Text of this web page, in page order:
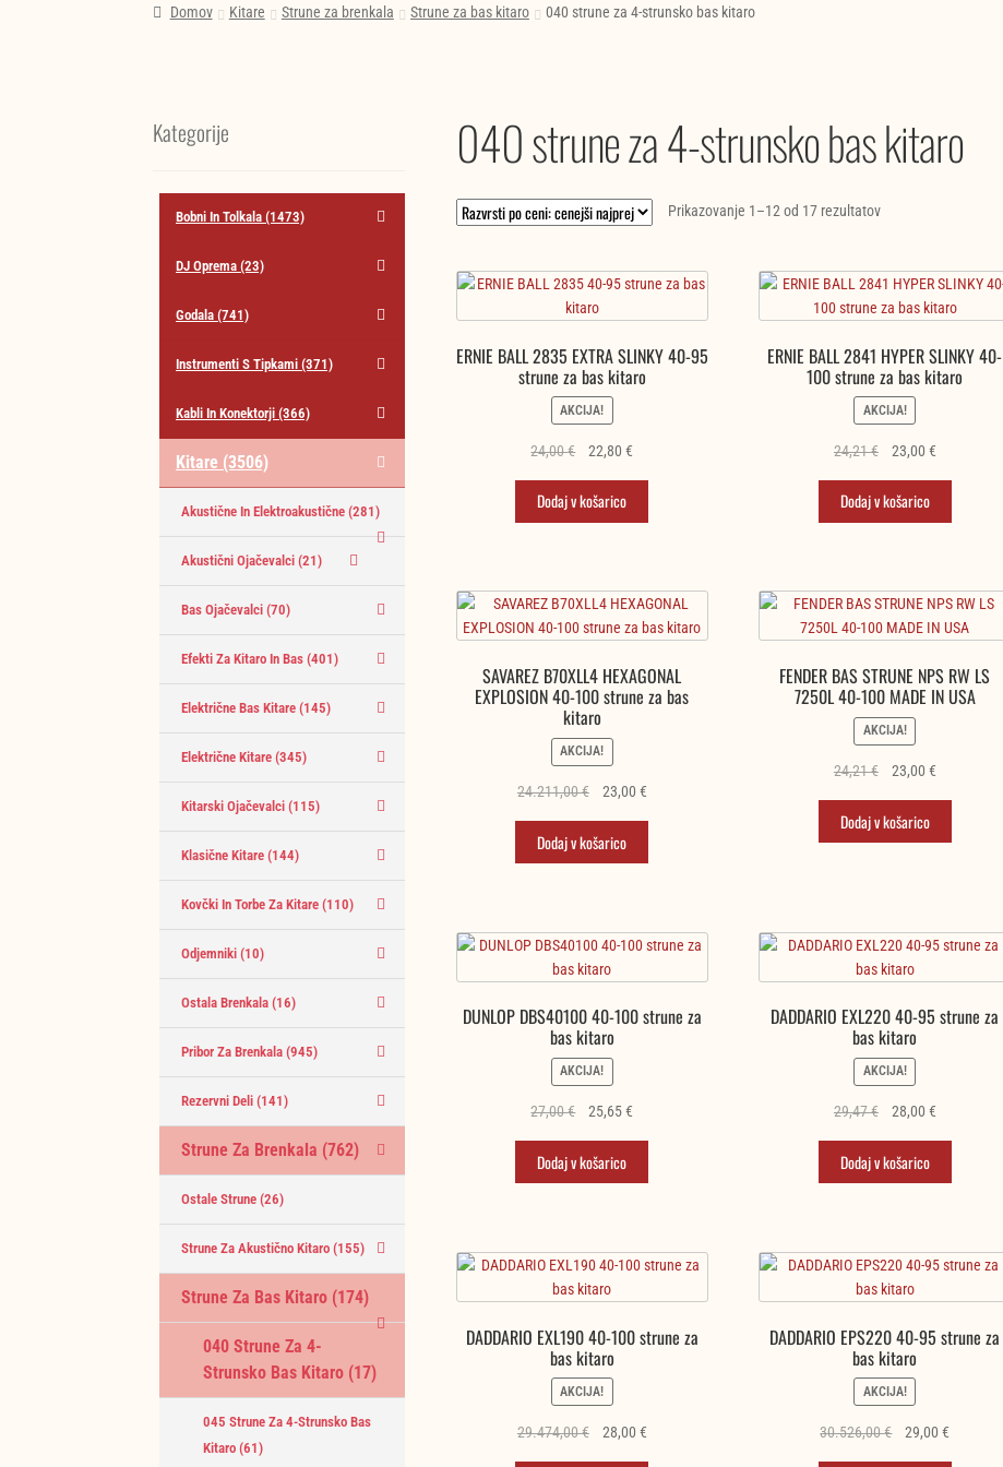
Domov Kitare Strune za brenkala Strune za bas kitaro 040 strune za 4-strunsko bas kitaro
040 strune za 4-strunsko bas kitaro
Prikazovanje 1–12 od 17 rezultatovRazvrščeno
od
najnižje
najvišje
ERNIE BALL 2835 EXTRA SLINKY 40-95
strune za bas kitaro
AKCIJA!
24,00€
Izvirna
je
bila:
22,80€
22,80 €.
Dodaj v košarico
ERNIE BALL 2841 HYPER SLINKY 40-
100 strune za bas kitaro
AKCIJA!
24,21€
Izvirna
je
bila:
23,00 €Trenutna
23,00 €.
Dodaj v košarico
SAVAREZ B70XLL4 HEXAGONAL
EXPLOSION 40-100 strune za bas
kitaro
AKCIJA!
24.211,00€
Izvirna
je
bila:
23,00 €Trenutna
23,00 €.
Dodaj v košarico
FENDER BAS STRUNE NPS RW LS
7250L 40-100 MADE IN USA
AKCIJA!
24,21€
Izvirna
je
bila:
23,00 €Trenutna
23,00 €.
Dodaj v košarico
DUNLOP DBS40100 40-100 strune za
bas kitaro
AKCIJA!
27,00€
Izvirna
je
bila:
25,65€
25,65 €.
Dodaj v košarico
DADDARIO EXL220 40-95 strune za
bas kitaro
AKCIJA!
29,47€
Izvirna
je
bila:
28,00 €Trenutna
28,00 €.
Dodaj v košarico
DADDARIO EXL190 40-100 strune za
bas kitaro
AKCIJA!
29.474,00€
Izvirna
28,00 €Trenutna
DADDARIO EPS220 40-95 strune za
bas kitaro
AKCIJA!
30.526,00€
Izvirna
29,00€
Kategorije
Bobni In Tolkala(1473)
DJ Oprema(23)
Godala(741)
Instrumenti S Tipkami(371)
Kabli In Konektorji(366)
Kitare (3506)
Akustične In Elektroakustične(281)
Akustični Ojačevalci(21)
Bas Ojačevalci(70)
Efekti Za Kitaro In Bas(401)
Električne Bas Kitare(145)
Električne Kitare(345)
Kitarski Ojačevalci(115)
Klasične Kitare(144)
Kovčki In Torbe Za Kitare(110)
Odjemniki(10)
Ostala Brenkala(16)
Pribor Za Brenkala(945)
Rezervni Deli(141)
Strune Za Brenkala (762)
Ostale Strune(26)
Strune Za Akustično Kitaro(155)
Strune Za Bas Kitaro (174)
040 Strune Za 4-
Strunsko Bas Kitaro (17)
045 Strune Za 4-Strunsko Bas
Kitaro(61)